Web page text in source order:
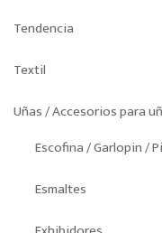
Tendencia
Textil
Uñas / Accesorios para
Escofina / Garlopin /
Esmaltes